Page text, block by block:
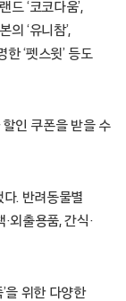
드 ‘코코다움’,
의 ‘유니참’,
‘펫스윗’ 등도
인 쿠폰을 받을 수
. 반려동물별
외출용품, 간식·
을 위한 다양한